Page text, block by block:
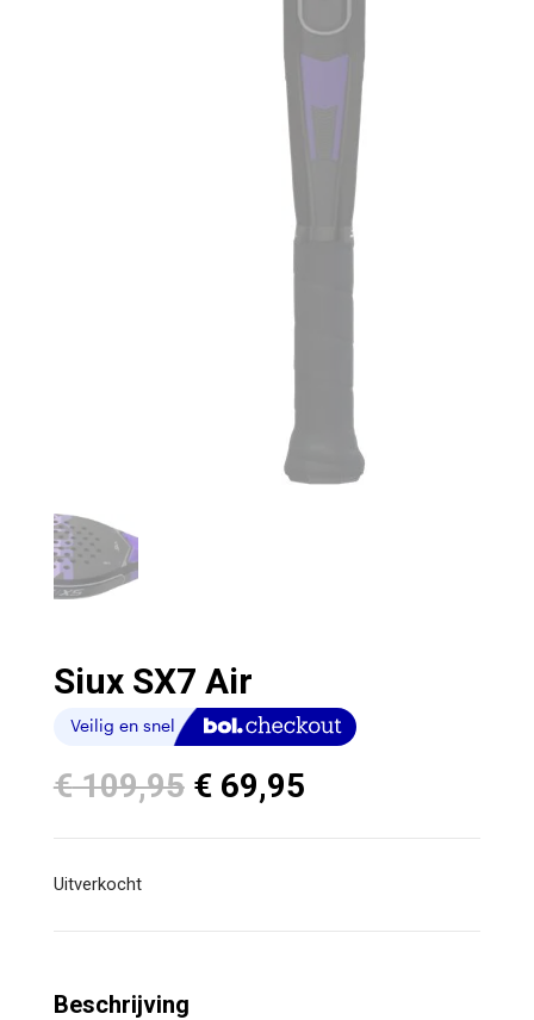
Siux SX7 Air
€109,95 Oorspronkelijke
prijs
was:
€69,95Huidige
is:
Uitverkocht
Beschrijving